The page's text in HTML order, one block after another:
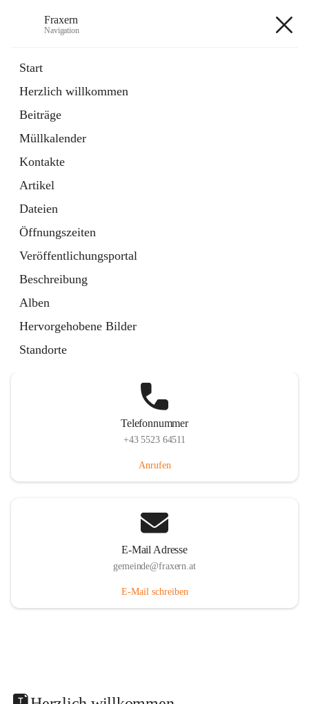
Fraxern
Navigation
Start
Herzlich willkommen
Beiträge
Müllkalender
Kontakte
Artikel
Dateien
Öffnungszeiten
Veröffentlichungsportal
Beschreibung
Alben
Hervorgehobene Bilder
Standorte
Ordner
in
Tab
Formulare
Artikel
öffnet
in
neuem
Tab
Telefonnummer
+43 5523 64511
Anrufen
E-Mail Adresse
gemeinde@fraxern.at
E-Mail schreiben